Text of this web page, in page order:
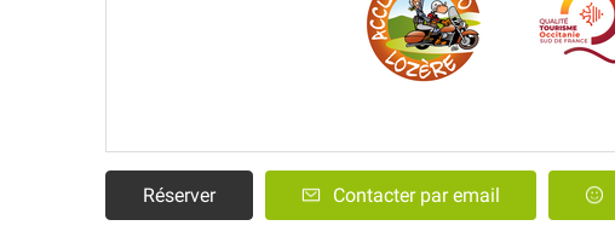
Réserver Contacter par email